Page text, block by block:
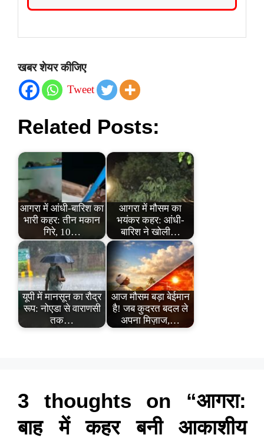
खबर शेयर कीजिए
Tweet
Related Posts:
आगरा में आंधी-बारिश का
भारी कहर: तीन मकान
गिरे, 10…
आगरा में मौसम का
भयंकर कहर: आंधी-
बारिश ने खोली…
यूपी में मानसून का रौद्र
रूप: नोएडा से वाराणसी
तक…
आज मौसम बड़ा बेईमान
है! जब कुदरत बदल ले
अपना मिज़ाज,…
3 thoughts on “आगरा:
बाह में कहर बनी आकाशीय